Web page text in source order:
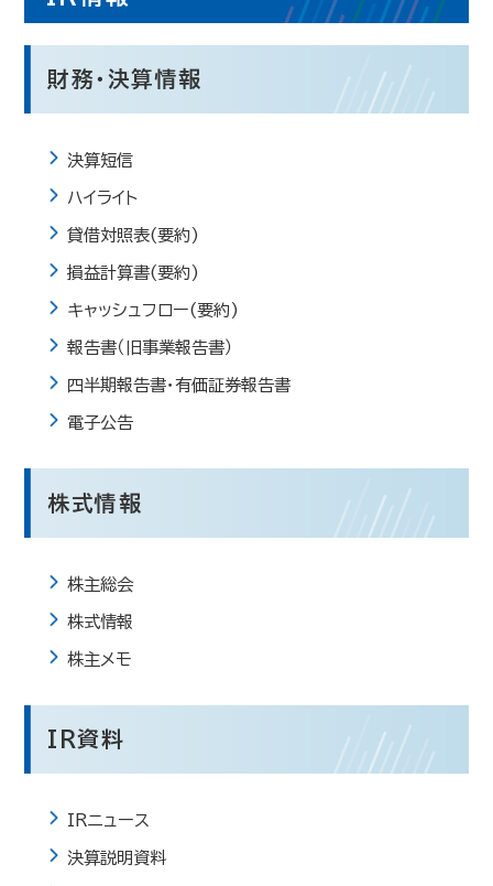
財務・決算情報
決算短信
ハイライト
貸借対照表(要約)
損益計算書(要約)
キャッシュフロー(要約)
報告書（旧事業報告書）
四半期報告書・有価証券報告書
電子公告
株式情報
株主総会
株式情報
株主メモ
IR資料
IRニュース
決算説明資料